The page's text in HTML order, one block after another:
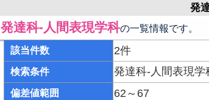
発
発達科-人間表現学科の一覧情報です。
該当件数 2件
検索条件 発達科-人間表現学
偏差値範囲 62～67